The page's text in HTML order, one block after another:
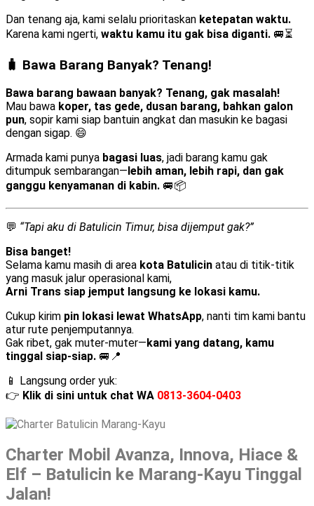
Dan tenang aja, kami selalu prioritaskan ketepatan waktu.
Karena kami ngerti, waktu kamu itu gak bisa diganti. 🚐⏳
🧳 Bawa Barang Banyak? Tenang!
Bawa barang bawaan banyak? Tenang, gak masalah!
Mau bawa koper, tas gede, dusan barang, bahkan galon
pun, sopir kami siap bantuin angkat dan masukin ke bagasi
dengan sigap. 😄
Armada kami punya bagasi luas, jadi barang kamu gak
ditumpuk sembarangan— lebih aman, lebih rapi, dan gak
ganggu kenyamanan di kabin. 🚐📦
💬 “Tapi aku di Batulicin Timur, bisa dijemput gak?”
Bisa banget!
Selama kamu masih di area kota Batulicin atau di titik-titik
yang masuk jalur operasional kami,
Arni Trans siap jemput langsung ke lokasi kamu.
Cukup kirim pin lokasi lewat WhatsApp, nanti tim kami bantu
atur rute penjemputannya.
Gak ribet, gak muter-muter— kami yang datang, kamu
tinggal siap-siap. 🚐📍
📱 Langsung order yuk:
👉 Klik di sini untuk chat WA 0813-3604-0403
Charter Mobil Avanza, Innova, Hiace &
Elf – Batulicin ke Marang-Kayu Tinggal
Jalan!